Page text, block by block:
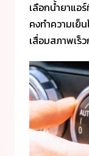
เลือกน้ำยาแอ
คงทำความเย็
เสื่อมสภาพเร็